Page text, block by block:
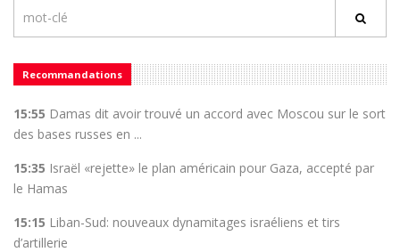
Recommandations
15:55 Damas dit avoir trouvé un accord avec Moscou sur le sort
des bases russes en ...
15:35 Israël «rejette» le plan américain pour Gaza, accepté par
le Hamas
15:15 Liban-Sud: nouveaux dynamitages israéliens et tirs
d’artillerie